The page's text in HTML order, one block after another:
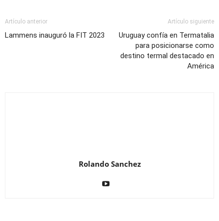
Artículo anterior
Lammens inauguró la FIT 2023
Artículo siguiente
Uruguay confía en Termatalia
para posicionarse como
destino termal destacado en
América
Rolando Sanchez